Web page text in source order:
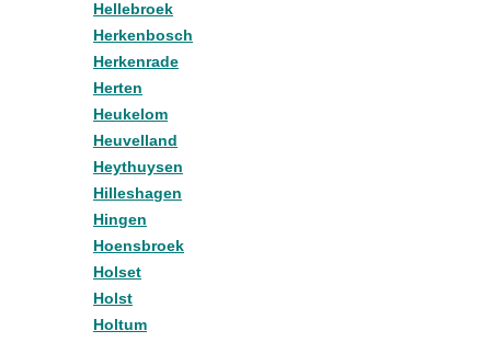
Hellebroek
Herkenbosch
Herkenrade
Herten
Heukelom
Heuvelland
Heythuysen
Hilleshagen
Hingen
Hoensbroek
Holset
Holst
Holtum